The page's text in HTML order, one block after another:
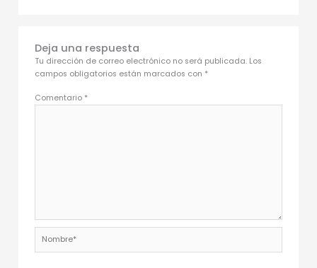
Deja una respuesta
Tu dirección de correo electrónico no será publicada. Los
campos obligatorios están marcados con *
Comentario *